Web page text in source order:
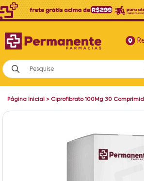
Página Inicial > Ciprofibrato 100Mg 30